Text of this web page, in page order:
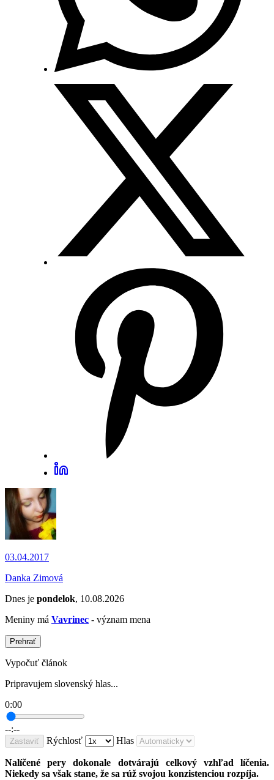
03.04.2017
Danka Zimová
Dnes je pondelok, 10.08.2026
Meniny má Vavrinec - význam mena
Prehrať
Vypočuť článok
Pripravujem slovenský hlas...
0:00
--:--
Zastaviť Rýchlosť Hlas
Nalíčené pery dokonale dotvárajú celkový vzhľad líčenia.
Niekedy sa však stane, že sa rúž svojou konzistenciou rozpíja.